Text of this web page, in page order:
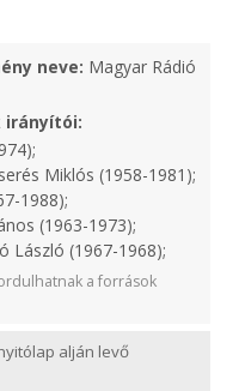
neve: Magyar Rádió
irányítói:
Miklós (1958-1981);
1988);
(1963-1973);
László (1967-1968);
a források
alján levő